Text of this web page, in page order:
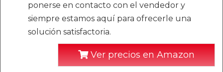
ponerse en contacto con el vendedor y
siempre estamos aquí para ofrecerle una
solución satisfactoria.
Ver precios en Amazon